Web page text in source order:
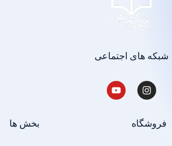
شبکه های اجتماعی
بخش ها فروشگاه